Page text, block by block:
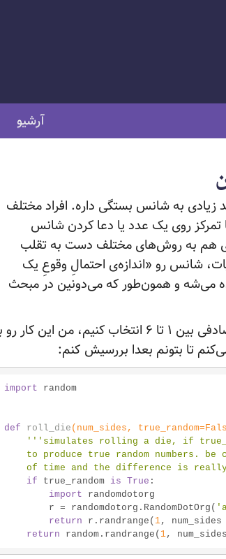
آرشیو
زیادی به شانس بستگی داره. افراد مختلف
روی یک عدد یا دعا کردن شانس
هم به روش‌های مختلف دست به تقلب
شانس رو «اندازه‌ی احتمالِ وقوعِ یک
از اونجا که ایده‌ی تاس اینه که ما به یک روشی یک عدد تصادفی بین ۱ تا ۶ انتخاب کنیم، من این
کنم:
import random
def roll_die (num_sides,
'''simulates rolling a die, if
of time and the difference is
if true_random is True :
import randomdotorg
        r = randomdotorg.RandomDotOrg(
return r.randrange( 1, num_sides
return random.randrange( 1,